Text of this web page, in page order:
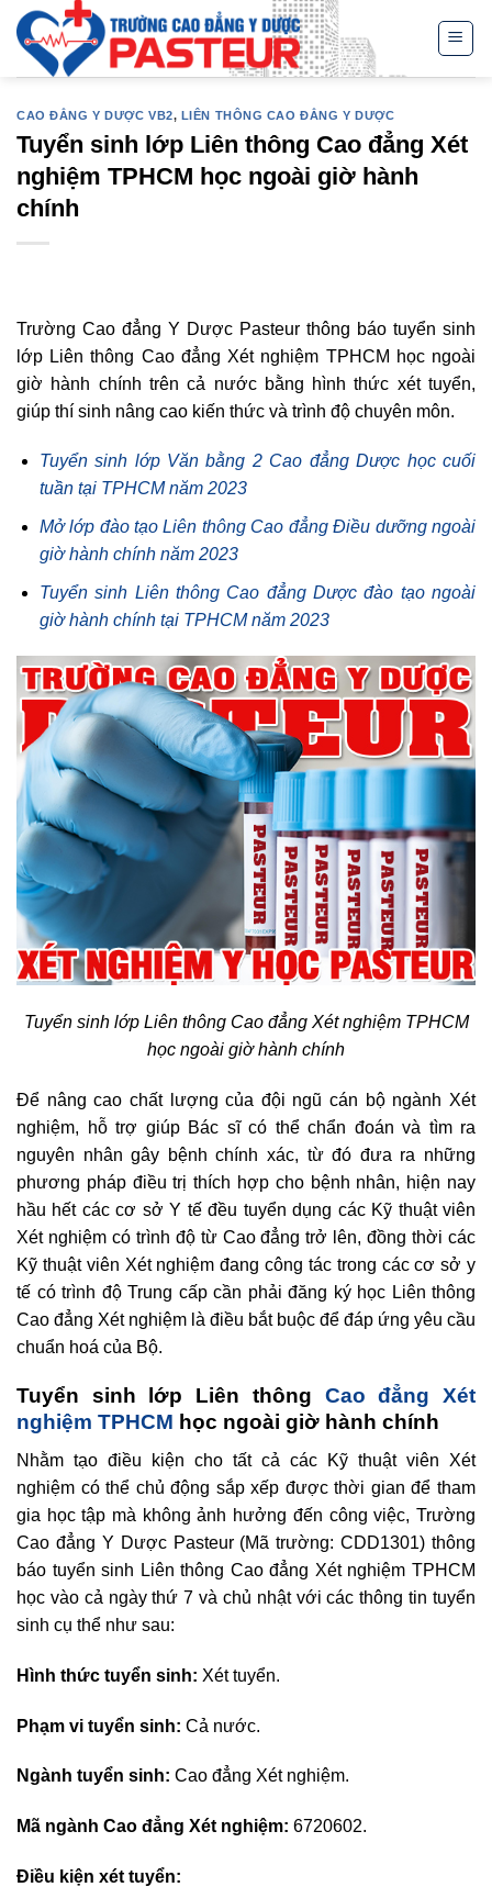
Skip
content
CAO ĐẲNG Y DƯỢC VB2, LIÊN THÔNG CAO ĐẲNG Y DƯỢC
Tuyển sinh lớp Liên thông Cao đẳng Xét
nghiệm TPHCM học ngoài giờ hành
chính
Trường Cao đẳng Y Dược Pasteur thông báo tuyển sinh
lớp Liên thông Cao đẳng Xét nghiệm TPHCM học ngoài
giờ hành chính trên cả nước bằng hình thức xét tuyển,
giúp thí sinh nâng cao kiến thức và trình độ chuyên môn.
Tuyển sinh lớp Văn bằng 2 Cao đẳng Dược học cuối
tuần tại TPHCM năm 2023
Mở lớp đào tạo Liên thông Cao đẳng Điều dưỡng ngoài
giờ hành chính năm 2023
Tuyển sinh Liên thông Cao đẳng Dược đào tạo ngoài
giờ hành chính tại TPHCM năm 2023
Tuyển sinh lớp Liên thông Cao đẳng Xét nghiệm TPHCM
học ngoài giờ hành chính
Để nâng cao chất lượng của đội ngũ cán bộ ngành Xét
nghiệm, hỗ trợ giúp Bác sĩ có thể chẩn đoán và tìm ra
nguyên nhân gây bệnh chính xác, từ đó đưa ra những
phương pháp điều trị thích hợp cho bệnh nhân, hiện nay
hầu hết các cơ sở Y tế đều tuyển dụng các Kỹ thuật viên
Xét nghiệm có trình độ từ Cao đẳng trở lên, đồng thời các
Kỹ thuật viên Xét nghiệm đang công tác trong các cơ sở y
tế có trình độ Trung cấp cần phải đăng ký học Liên thông
Cao đẳng Xét nghiệm là điều bắt buộc để đáp ứng yêu cầu
chuẩn hoá của Bộ.
Tuyển sinh lớp Liên thông Cao đẳng Xét
nghiệm TPHCM học ngoài giờ hành chính
Nhằm tạo điều kiện cho tất cả các Kỹ thuật viên Xét
nghiệm có thể chủ động sắp xếp được thời gian để tham
gia học tập mà không ảnh hưởng đến công việc, Trường
Cao đẳng Y Dược Pasteur (Mã trường: CDD1301) thông
báo tuyển sinh Liên thông Cao đẳng Xét nghiệm TPHCM
học vào cả ngày thứ 7 và chủ nhật với các thông tin tuyển
sinh cụ thể như sau:
Hình thức tuyển sinh: Xét tuyển.
Phạm vi tuyển sinh: Cả nước.
Ngành tuyển sinh: Cao đẳng Xét nghiệm.
Mã ngành Cao đẳng Xét nghiệm: 6720602.
Điều kiện xét tuyển: